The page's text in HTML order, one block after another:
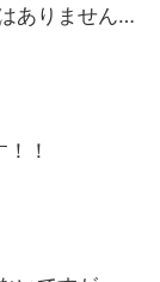
ありません…
！